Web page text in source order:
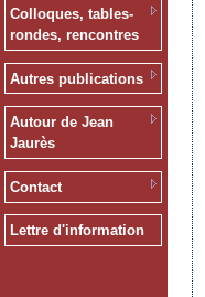
Colloques, tables-
rondes, rencontres
Autres publications
Autour de Jean
Jaurès
Contact
Lettre d'information